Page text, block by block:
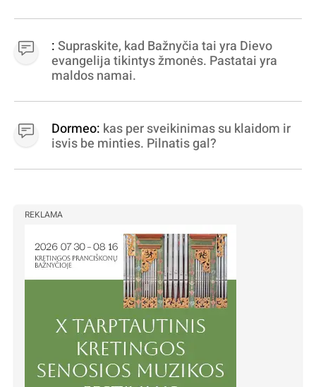
virpinimas, ieškokit kur milijonus vagia
dujininkai, elektros aferistai, stadionų
statytojai Vilnuje
:Supraskite, kad Bažnyčia tai yra Dievo
evangelija tikintys žmonės. Pastatai yra
maldos namai.
Dormeo: kas per sveikinimas su klaidom ir
isvis be minties. Pilnatis gal?
REKLAMA